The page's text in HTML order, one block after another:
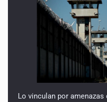
Lo vinculan por